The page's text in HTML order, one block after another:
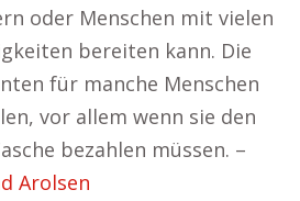
oder Menschen mit vielen
bereiten kann. Die
für manche Menschen
vor allem wenn sie den
bezahlen müssen. –
Arolsen